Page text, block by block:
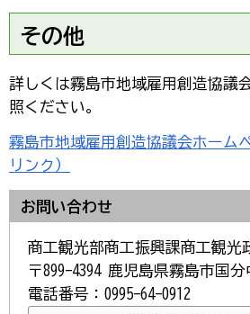
その他
詳しくは霧島市地域雇用創造協議
照ください。
霧島市地域雇用創造協議会ホーム
リンク）
お問い合わせ
商工観光部商工振興課商工観光
〒899-4394 鹿児島県霧島市国分
電話番号：0995-64-0912